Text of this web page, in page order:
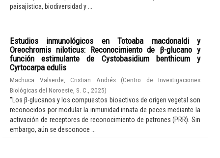
paisajística, biodiversidad y ...
Estudios inmunológicos en Totoaba macdonaldi y
Oreochromis niloticus: Reconocimiento de β-glucano y
función estimulante de Cystobasidium benthicum y
Cyrtocarpa edulis
Machuca Valverde, Cristian Andrés (Centro de Investigaciones
Biológicas del Noroeste, S. C.
2025)
"Los β-glucanos y los compuestos bioactivos de origen vegetal son
reconocidos por modular la inmunidad innata de peces mediante la
activación de receptores de reconocimiento de patrones (PRR). Sin
embargo, aún se desconoce ...